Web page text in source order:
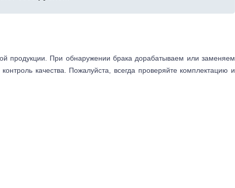
продукции. При обнаружении брака дорабатываем или заменяем
качества. Пожалуйста, всегда проверяйте комплектацию и